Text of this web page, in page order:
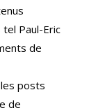
Paul-Eric
de
posts
de